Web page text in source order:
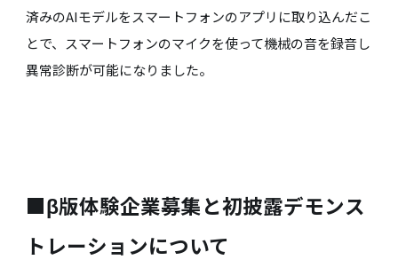
済みのAIモデルをスマートフォンのアプリに取り込んだこ
とで、スマートフォンのマイクを使って機械の音を録音し
異常診断が可能になりました。
■β版体験企業募集と初披露デモンス
トレーションについて